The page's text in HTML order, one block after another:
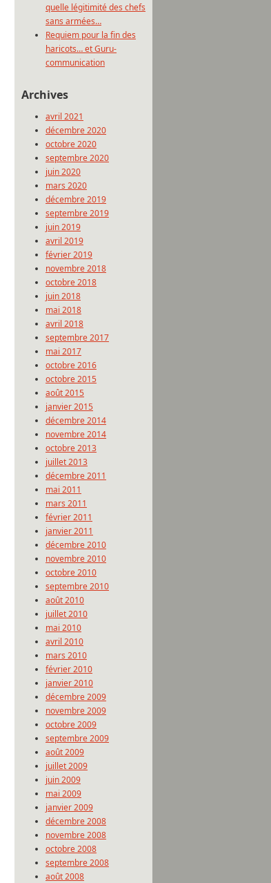
quelle légitimité des chefs
sans armées…
Requiem pour la fin des
haricots… et Guru-
communication
Archives
avril 2021
décembre 2020
octobre 2020
septembre 2020
juin 2020
mars 2020
décembre 2019
septembre 2019
juin 2019
avril 2019
février 2019
novembre 2018
octobre 2018
juin 2018
mai 2018
avril 2018
septembre 2017
mai 2017
octobre 2016
octobre 2015
août 2015
janvier 2015
décembre 2014
novembre 2014
octobre 2013
juillet 2013
décembre 2011
mai 2011
mars 2011
février 2011
janvier 2011
décembre 2010
novembre 2010
octobre 2010
septembre 2010
août 2010
juillet 2010
mai 2010
avril 2010
mars 2010
février 2010
janvier 2010
décembre 2009
novembre 2009
octobre 2009
septembre 2009
août 2009
juillet 2009
juin 2009
mai 2009
janvier 2009
décembre 2008
novembre 2008
octobre 2008
septembre 2008
août 2008